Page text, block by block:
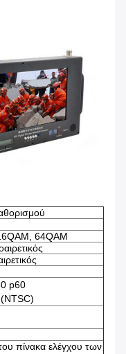
64QAM
p60
πίνακα ελέγχου των